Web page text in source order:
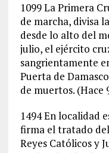
1099 La Primera
de marcha, divisa
desde lo alto del
julio, el ejército
sangrientamente
Puerta de
de muertos.(Hace
1494 En localidad
firma el tratado
Reyes Católicos y